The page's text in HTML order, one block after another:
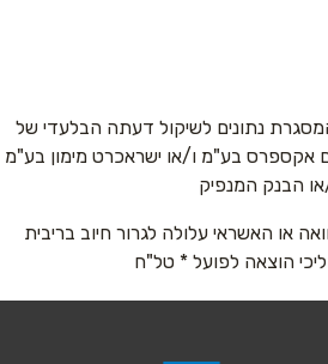
נתונים לשיקול דעתה הבלעדי של
אקספרס בע"מ ו/או ישראכרט מימון בע"מ
או הבנק המנפיק
או האשראי עלולה לגרור חיוב בריבית
הוצאה לפועל * טל"ח